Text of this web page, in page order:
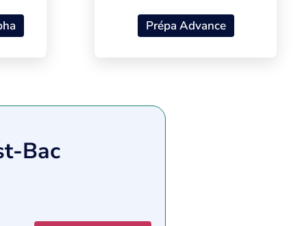
Prépa Advance
Bac